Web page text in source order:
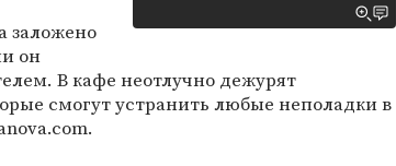
заложено
он
В кафе неотлучно дежурят
смогут устранить любые неполадки в